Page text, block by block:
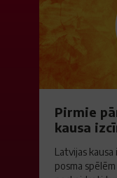
Pirmie
kausa
Latvijas
posma